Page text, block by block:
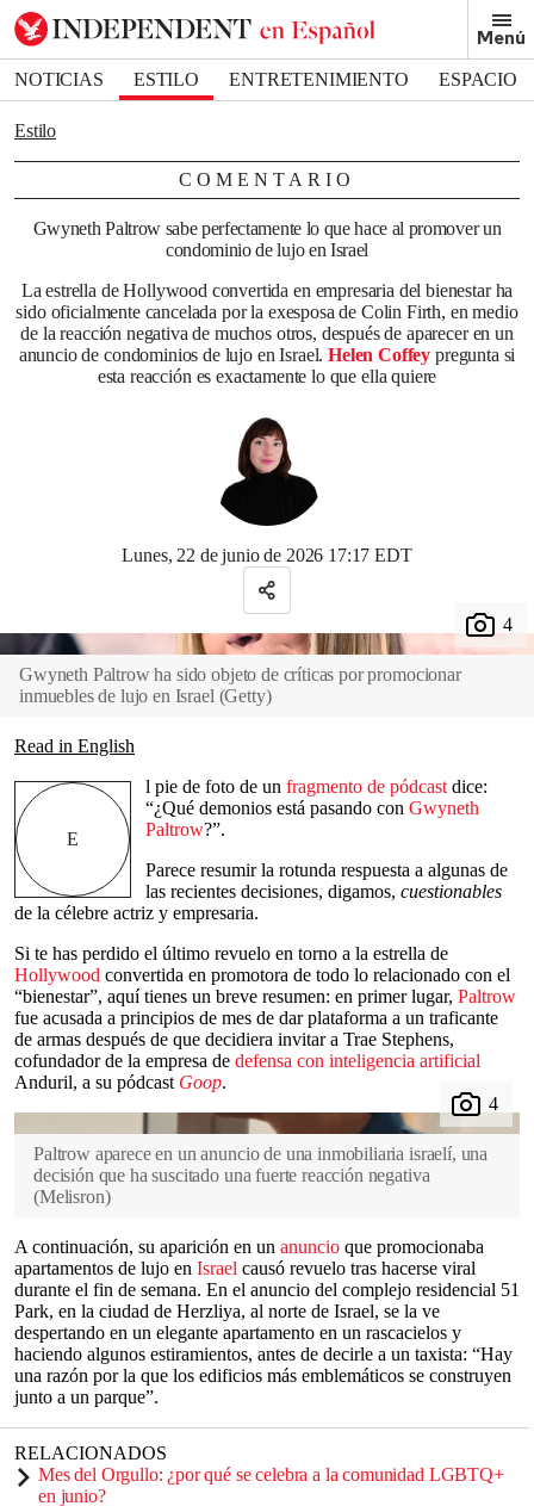
Menú
NOTICIAS ESTILO ENTRETENIMIENTO
ESPACIO
DEPORTES
Estilo
COMENTARIO
Gwyneth Paltrow sabe perfectamente lo que hace al promover un
condominio de lujo en Israel
La estrella de Hollywood convertida en empresaria del bienestar ha
sido oficialmente cancelada por la exesposa de Colin Firth, en medio
de la reacción negativa de muchos otros, después de aparecer en un
anuncio de condominios de lujo en Israel.Helen Coffey pregunta si
esta reacción es exactamente lo que ella quiere
Lunes, 22 de junio de 2026 17:17 EDT
Bookmark popover
Removed from bookmarks
Close popover
Gwyneth Paltrow ha sido objeto de críticas por promocionar
inmuebles de lujo en Israel (Getty)
Read in English
E
l pie de foto de un fragmento de pódcast dice:
“¿Qué demonios está pasando con Gwyneth
Paltrow?”.
Parece resumir la rotunda respuesta a algunas de
las recientes decisiones, digamos, cuestionables
de la célebre actriz y empresaria.
Si te has perdido el último revuelo en torno a la estrella de
Hollywood convertida en promotora de todo lo relacionado con el
“bienestar”, aquí tienes un breve resumen: en primer lugar, Paltrow
fue acusada a principios de mes de dar plataforma a un traficante
de armas después de que decidiera invitar a Trae Stephens,
cofundador de la empresa de defensa con inteligencia artificial
Anduril, a su pódcast Goop.
Paltrow aparece en un anuncio de una inmobiliaria israelí, una
decisión que ha suscitado una fuerte reacción negativa
(Melisron)
A continuación, su aparición en un anuncio que promocionaba
apartamentos de lujo en Israel causó revuelo tras hacerse viral
durante el fin de semana. En el anuncio del complejo residencial 51
Park, en la ciudad de Herzliya, al norte de Israel, se la ve
despertando en un elegante apartamento en un rascacielos y
haciendo algunos estiramientos, antes de decirle a un taxista: “Hay
una razón por la que los edificios más emblemáticos se construyen
junto a un parque”.
RELACIONADOS
Mes del Orgullo: ¿por qué se celebra a la comunidad LGBTQ+
en junio?